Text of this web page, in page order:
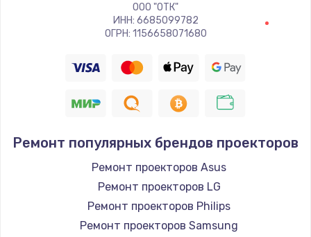
ООО "ОТК"
ИНН: 6685099782
ОГРН: 1156658071680
Ремонт популярных брендов проекторов
Ремонт проекторов Asus
Ремонт проекторов LG
Ремонт проекторов Philips
Ремонт проекторов Samsung